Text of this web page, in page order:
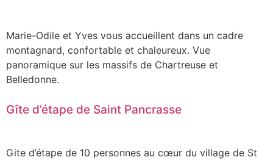
Marie-Odile et Yves vous accueillent dans un cadre
montagnard, confortable et chaleureux. Vue
panoramique sur les massifs de Chartreuse et
Belledonne.
Gîte d’étape de Saint Pancrasse
Gite d’étape de 10 personnes au cœur du village de St